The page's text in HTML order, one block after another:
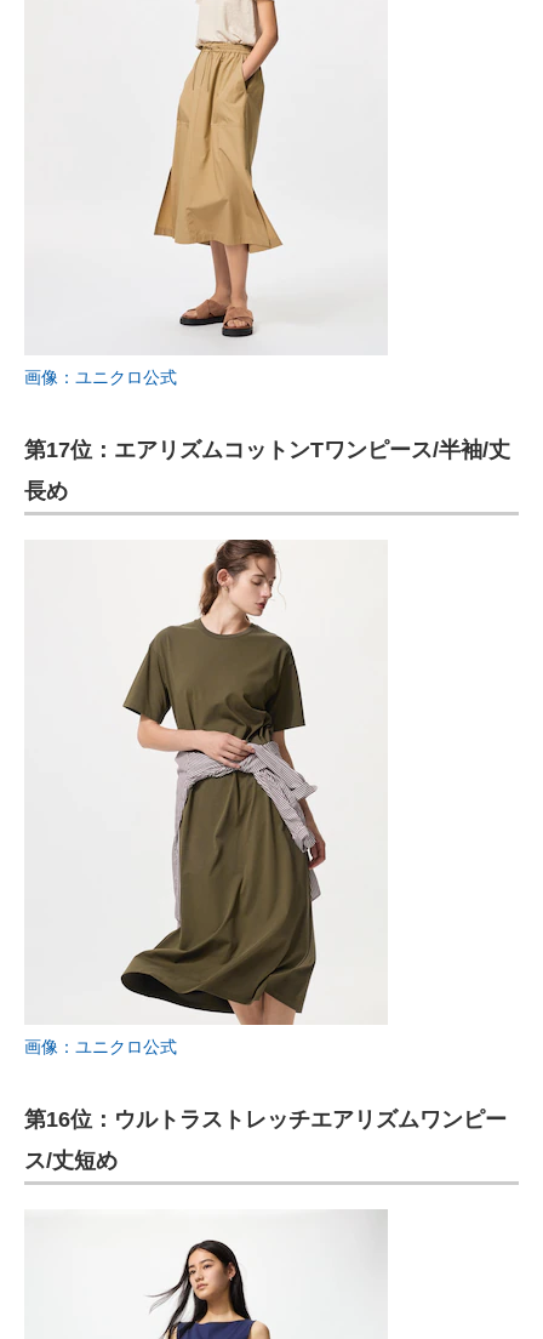
画像：ユニクロ公式
第17位：エアリズムコットンTワンピース/半袖/丈
長め
画像：ユニクロ公式
第16位：ウルトラストレッチエアリズムワンピー
ス/丈短め